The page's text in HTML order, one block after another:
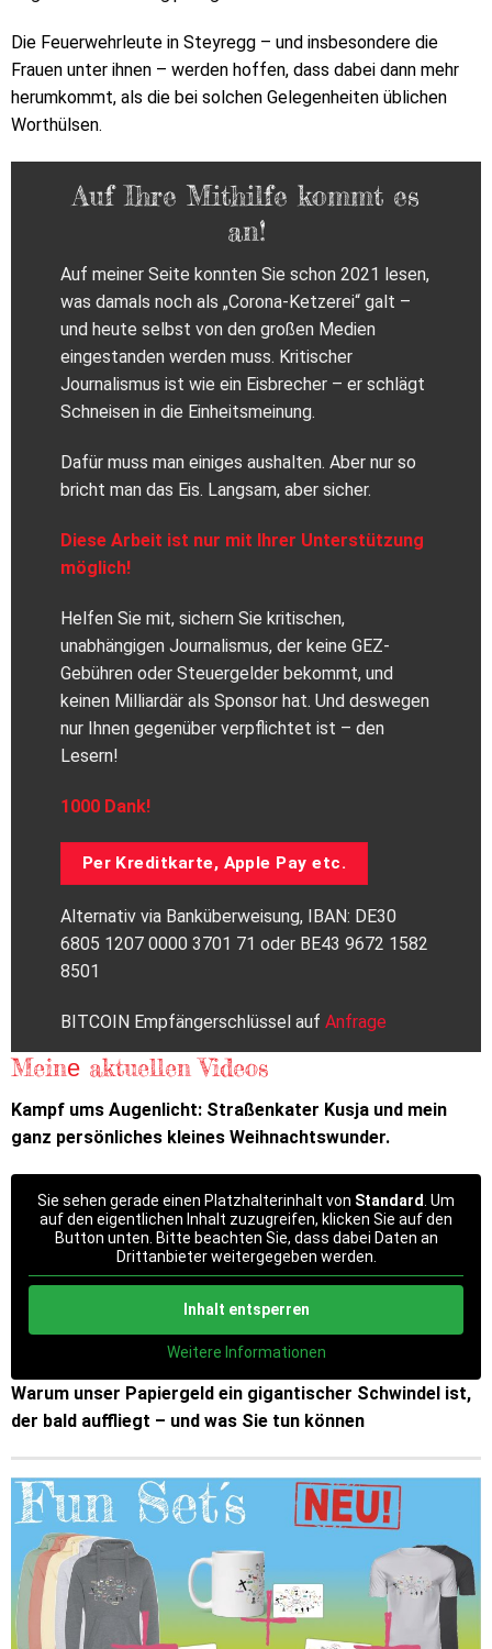
Die Feuerwehrleute in Steyregg – und insbesondere die
Frauen unter ihnen – werden hoffen, dass dabei dann mehr
herumkommt, als die bei solchen Gelegenheiten üblichen
Worthülsen.
Auf Ihre Mithilfe kommt es
an!
Auf meiner Seite konnten Sie schon 2021 lesen,
was damals noch als „Corona-Ketzerei“ galt –
und heute selbst von den großen Medien
eingestanden werden muss. Kritischer
Journalismus ist wie ein Eisbrecher – er schlägt
Schneisen in die Einheitsmeinung.
Dafür muss man einiges aushalten. Aber nur so
bricht man das Eis. Langsam, aber sicher.
Diese Arbeit ist nur mit Ihrer Unterstützung
möglich!
Helfen Sie mit, sichern Sie kritischen,
unabhängigen Journalismus, der keine GEZ-
Gebühren oder Steuergelder bekommt, und
keinen Milliardär als Sponsor hat. Und deswegen
nur Ihnen gegenüber verpflichtet ist – den
Lesern!
1000 Dank!
Per Kreditkarte, Apple Pay etc.
Alternativ via Banküberweisung, IBAN: DE30
6805 1207 0000 3701 71 oder BE43 9672 1582
8501
BITCOIN Empfängerschlüssel auf Anfrage
Meinе aktuellen Videos
Kampf ums Augenlicht: Straßenkater Kusja und mein
ganz persönliches kleines Weihnachtswunder.
Sie sehen gerade einen Platzhalterinhalt von Standard . Um
auf den eigentlichen Inhalt zuzugreifen, klicken Sie auf den
Button unten. Bitte beachten Sie, dass dabei Daten an
Drittanbieter weitergegeben werden.
Inhalt entsperren
Weitere Informationen
Warum unser Papiergeld ein gigantischer Schwindel ist,
der bald auffliegt – und was Sie tun können